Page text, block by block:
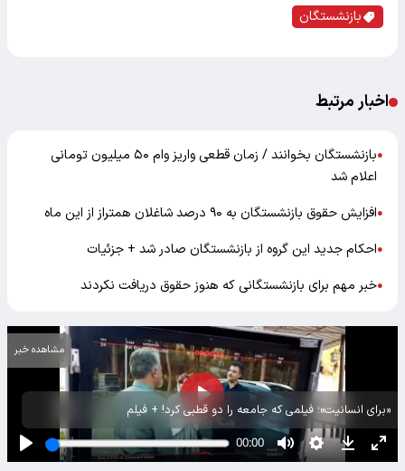
بازنشستگان
اخبار مرتبط
●
بازنشستگان بخوانند / زمان قطعی واریز وام ۵۰ میلیون تومانی
اعلام شد
●افزایش حقوق بازنشستگان به ۹۰ درصد شاغلان همتراز از این ماه
●احکام جدید این گروه از بازنشستگان صادر شد + جزئیات
●خبر مهم برای بازنشستگانی که هنوز حقوق دریافت نکردند
«برای انسانیت»؛ فیلمی که جامعه را دو قطبی کرد! + فیلم
مشاهده خبر